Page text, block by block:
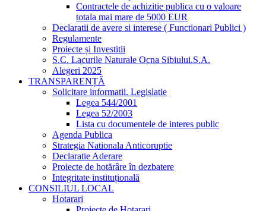
Contractele de achizitie publica cu o valoare
totala mai mare de 5000 EUR
Declaratii de avere si interese ( Functionari Publici )
Regulamente
Proiecte și Investitii
S.C. Lacurile Naturale Ocna Sibiului.S.A.
Alegeri 2025
TRANSPARENȚĂ
Solicitare informatii. Legislatie
Legea 544/2001
Legea 52/2003
Lista cu documentele de interes public
Agenda Publica
Strategia Nationala Anticoruptie
Declaratie Aderare
Proiecte de hotărâre în dezbatere
Integritate instituțională
CONSILIUL LOCAL
Hotarari